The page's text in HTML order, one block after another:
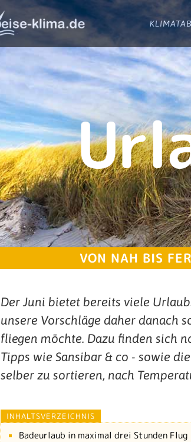
VON NAH BIS
Der Juni bietet bereits viele
unsere Vorschläge daher danach
fliegen möchte. Dazu finden sich
Tipps wie Sansibar & co - sowie
selber zu sortieren, nach
INHALTSVERZEICHNIS
Badeurlaub in maximal drei Stunden Flug